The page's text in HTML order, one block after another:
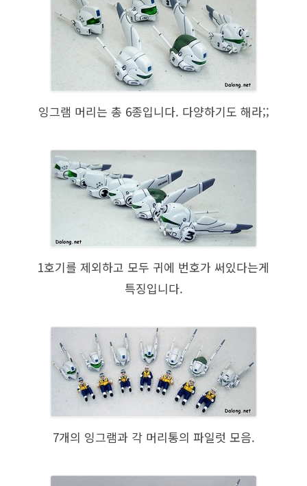
잉그램 머리는 총 6종입니다. 다양하기도 해라;;
1호기를 제외하고 모두 귀에 번호가 써있다는게
특징입니다.
7개의 잉그램과 각 머리통의 파일럿 모음.